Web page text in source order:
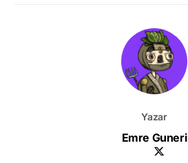
Yazar
Emre Guneri